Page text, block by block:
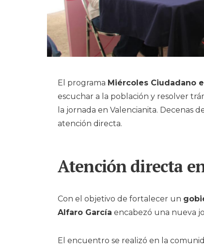
El programa Miércoles Ciudadano
escuchar a la población y resolver
la jornada en Valencianita. Decenas
atención directa.
Atención directa
Con el objetivo de fortalecer un
Alfaro García encabezó una nueva
El encuentro se realizó en la